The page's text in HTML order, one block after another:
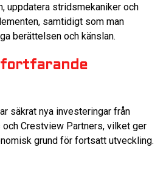
uppdatera stridsmekaniker och
samtidigt som man
berättelsen och känslan.
säkrat nya investeringar från
Crestview Partners, vilket ger
grund för fortsatt utveckling.